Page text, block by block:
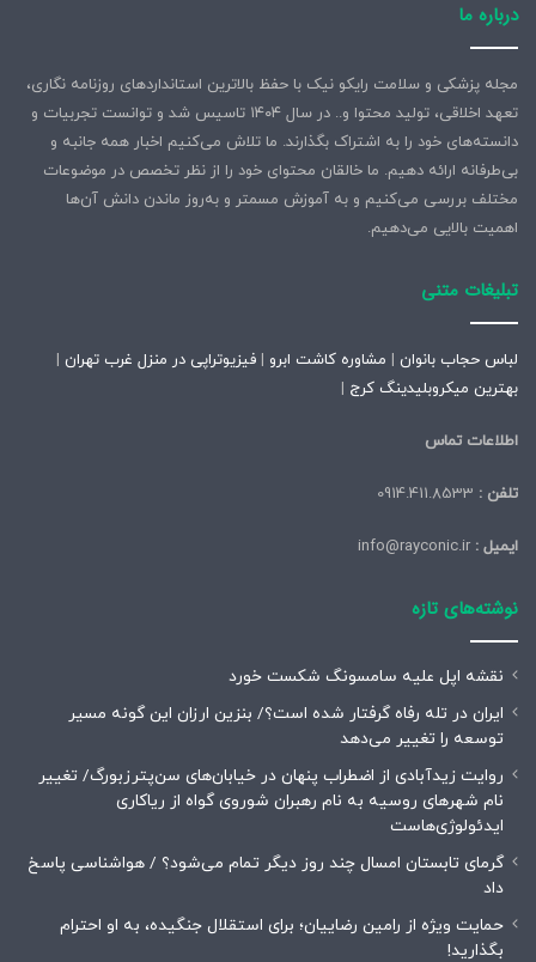
درباره ما
مجله پزشکی و سلامت رایکو نیک با حفظ بالاترین استانداردهای روزنامه نگاری،
تعهد اخلاقی، تولید محتوا و.. در سال ۱۴۰۴ تاسیس شد و توانست تجربیات و
دانسته‌های خود را به اشتراک بگذارند. ما تلاش می‌کنیم اخبار همه جانبه و
بی‌طرفانه ارائه دهیم. ما خالقان محتوای خود را از نظر تخصص در موضوعات
مختلف بررسی می‌کنیم و به آموزش مسمتر و به‌روز ماندن دانش آن‌ها
اهمیت بالایی می‌دهیم.
تبلیغات متنی
لباس حجاب بانوان | مشاوره کاشت ابرو | فیزیوتراپی در منزل غرب تهران |
بهترین میکروبلیدینگ کرج |
اطلاعات تماس
تلفن :
ایمیل :
نوشته‌های تازه
نقشه اپل علیه سامسونگ شکست خورد
ایران در تله رفاه گرفتار شده است؟/ بنزین ارزان این گونه مسیر
توسعه را تغییر می‌دهد
روایت زیدآبادی از اضطراب پنهان در خیابان‌های سن‌پترزبورگ/ تغییر
نام شهرهای روسیه به نام رهبران شوروی گواه از ریاکاری
ایدئولوژی‌هاست
گرمای تابستان امسال چند روز دیگر تمام می‌شود؟ / هواشناسی پاسخ
داد
حمایت ویژه از رامین رضاییان؛ برای استقلال جنگیده، به او احترام
بگذارید!